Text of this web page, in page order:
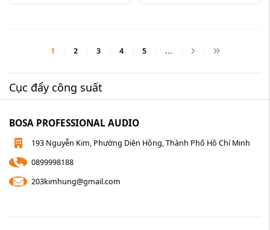
1 2 3 4 5 ...
Cục đẩy công suất
BOSA PROFESSIONAL AUDIO
193 Nguyễn Kim, Phường Diên Hồng, Thành Phố Hồ Chí Minh
0899998188
203kimhung@gmail.com